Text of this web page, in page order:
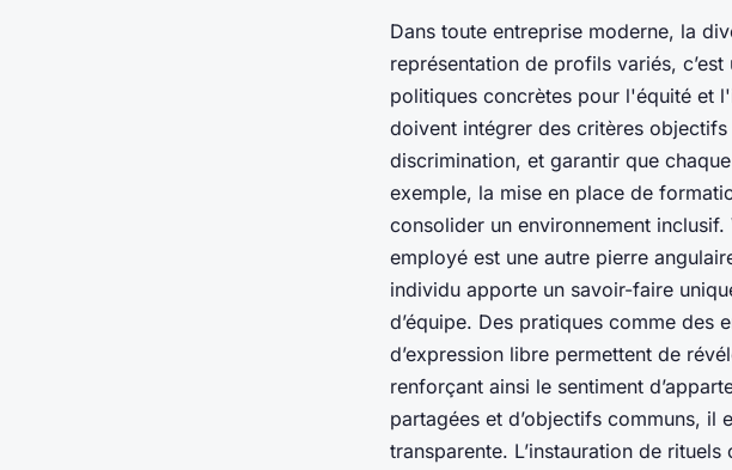
Dans toute entreprise moderne, la
représentation de profils variés,
politiques concrètes pour l'équité et
doivent intégrer des critères
discrimination, et garantir que
exemple, la mise en place de
consolider un environnement
employé est une autre pierre
individu apporte un savoir-faire
d’équipe. Des pratiques comme des
d’expression libre permettent de
renforçant ainsi le sentiment
partagées et d’objectifs communs, il
transparente. L’instauration de